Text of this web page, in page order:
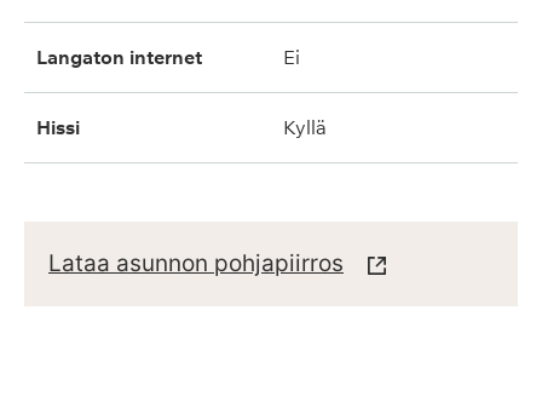
langaton internet ei
hissi kyllä
Lataa asunnon pohjapiirros